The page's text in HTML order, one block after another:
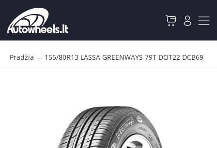
Pradžia — 155/80R13 LASSA GREENWAYS 79T DOT22 DCB69